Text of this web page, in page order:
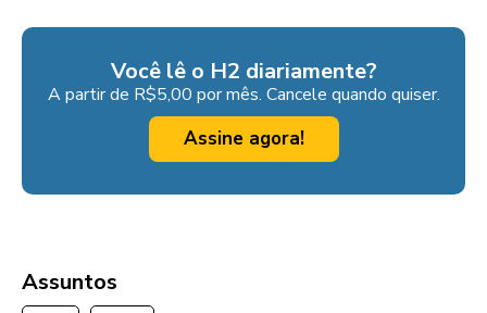
Você lê o H2 diariamente?
A partir de R$5,00 por mês. Cancele quando quiser.
Assine agora!
Assuntos